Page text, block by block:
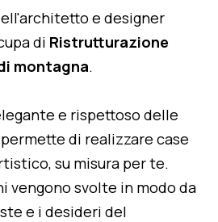
e designer
di Ristrutturazione
montagna.
e rispettoso delle
di realizzare case
su misura per te.
vengono svolte in modo da
e i desideri del